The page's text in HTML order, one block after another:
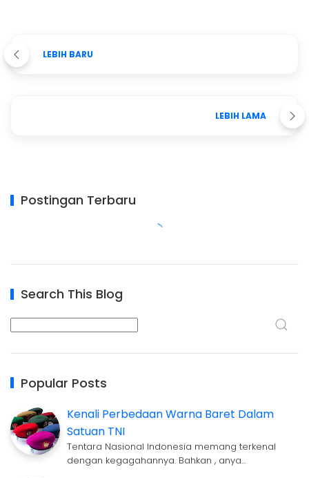
LEBIH BARU
LEBIH LAMA
Postingan Terbaru
Search This Blog
Popular Posts
Kenali Perbedaan Warna Baret Dalam
Satuan TNI
Tentara Nasional Indonesia memang terkenal
dengan kegagahannya. Bahkan , anya…